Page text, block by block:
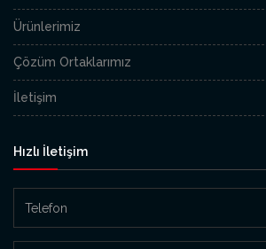
Ürünlerimiz
Çözüm Ortaklarımız
İletişim
Hızlı İletişim